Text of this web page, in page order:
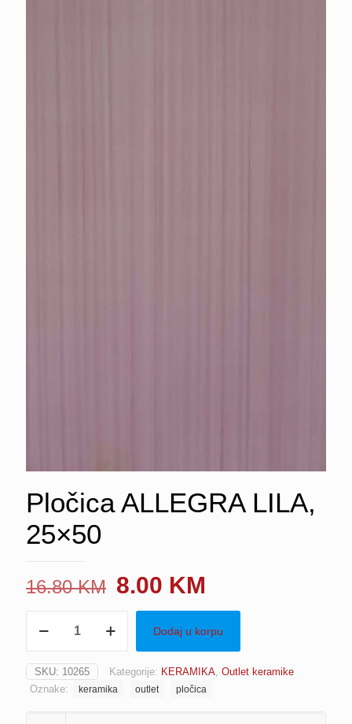
Pločica ALLEGRA LILA,
25×50
16.80KM Original
price
was:
16.80 KM.
8.00 KM
price
is:
8.00 KM.
ALLEGRA
25x50
količina
Dodaj u korpu
SKU: 10265 Kategorije: KERAMIKA, Outlet keramike
Oznake:
keramika outlet pločica